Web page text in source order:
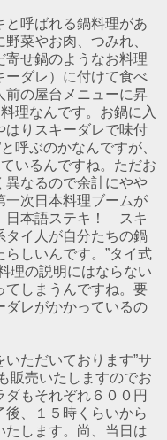
と呼ばれる鍋料理があ
菜やお肉、つみれ、
せ鍋のようなお料理
ーダレ）に付けて食べ
前の屋台メニューに昇
理なんです。お鍋に入
はりスキーダレで味付
呼ぶのかなんですが、
いるんですね。ただお
異なるので余計にやや
一次日本料理ブームが
日本語ステキ！ スキ
イ人が自分たちの鍋
しいんです。”タイ式
理の説明にはならない
てしまうんですね。要
ダレがかかっているの
ただいております”サ
販売いたしますのでお
もそれぞれ６００円
後、１５時くらいから
たします。尚、当日は